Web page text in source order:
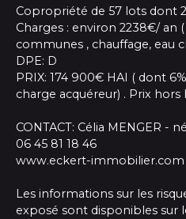
Copropriété de 57 lots dont
Charges : environ 2238€/ an
communes , chauffage, eau
DPE: D
PRIX: 174 900€ HAI ( dont
charge acquéreur) . Prix
CONTACT: Célia MENGER -
06 45 81 18 46
www.eckert-immobilier.com
Les informations sur les
exposé sont disponibles sur